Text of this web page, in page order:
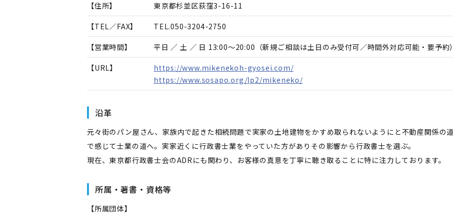
【住所】 東京都杉並区荻窪3-16-11
【TEL／FAX】 TEL.050-3204-2750
【営業時間】 平日 ／ 土 ／ 日 13:00～20:00（新規ご相談は土日のみ受付可／時間外対応可能・要予約
【URL】
https://www.mikenekoh-gyosei.com/
https://www.sosapo.org/lp2/mikeneko/
沿革
元々街のパン屋さん、家族内で起きた相続問題で実家の土地建物をかすめ取られないようにと不動産関係の
で感じて士業の道へ。実家近くに行政書士業をやっていた方がありその影響から行政書士を選ぶ。
現在、東京都行政書士会のADRにも関わり、お客様の真意を丁寧に聴き取ることに特に注力しております。
所属・著書・資格等
【所属団体】